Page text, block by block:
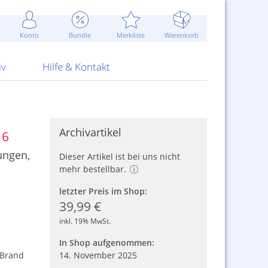
Konto Bundle Merkliste Warenkorb
Attrappen Blitzschnell...
Sommerpreise u.v.m.
ARS Pirotecnia
Hilfe & Kontakt
Kontaktformular
AGB
Archivartikel
Dieser Artikel ist bei uns nicht
mehr bestellbar.
letzter Preis im Shop:
39,99 €
inkl. 19% MwSt.
In Shop aufgenommen:
14. November 2025